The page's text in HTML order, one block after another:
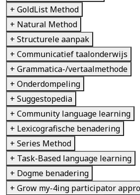
+ GoldList Method
+ Natural Method
+ Structurele aanpak
+ Communicatief taalonderwijs
+ Grammatica-/vertaalmethode
+ Onderdompeling
+ Suggestopedia
+ Community language learning
+ Lexicografische benadering
+ Series Method
+ Task-Based language learning
+ Dogme benadering
+ Grow my-4ing participator